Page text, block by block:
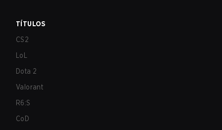
TÍTULOS
CS2
LoL
Dota 2
Valorant
R6:S
CoD